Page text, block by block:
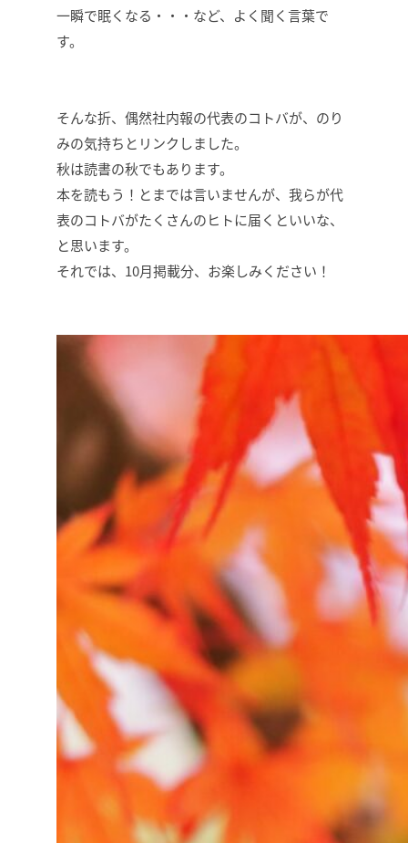
一瞬で眠くなる・・・など、よく聞く言葉で
す。
そんな折、偶然社内報の代表のコトバが、のり
みの気持ちとリンクしました。
秋は読書の秋でもあります。
本を読もう！とまでは言いませんが、我らが代
表のコトバがたくさんのヒトに届くといいな、
と思います。
それでは、10月掲載分、お楽しみください！